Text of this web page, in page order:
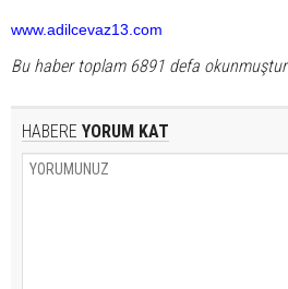
www.adilcevaz13.com
Bu haber toplam 6891 defa okunmuştur
HABERE YORUM KAT